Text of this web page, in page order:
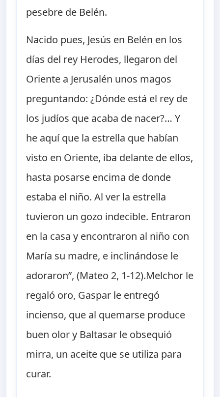
pesebre de Belén.
Nacido pues, Jesús en Belén en los
días del rey Herodes, llegaron del
Oriente a Jerusalén unos magos
preguntando: ¿Dónde está el rey de
los judíos que acaba de nacer?… Y
he aquí que la estrella que habían
visto en Oriente, iba delante de ellos,
hasta posarse encima de donde
estaba el niño. Al ver la estrella
tuvieron un gozo indecible. Entraron
en la casa y encontraron al niño con
María su madre, e inclinándose le
adoraron”, (Mateo 2, 1-12).Melchor le
regaló oro, Gaspar le entregó
incienso, que al quemarse produce
buen olor y Baltasar le obsequió
mirra, un aceite que se utiliza para
curar.